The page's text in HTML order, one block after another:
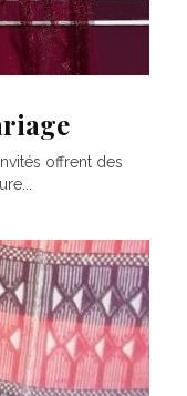
offrent des